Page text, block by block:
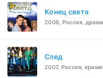
Конец света
2006, Россия,
След
2007, Россия,